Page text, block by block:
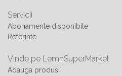
Servicii
Abonamente disponibile
Referinte
Vinde pe LemnSuperMarket
Adauga produs